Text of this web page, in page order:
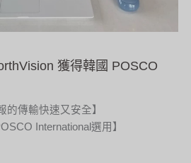
獲得韓國 POSCO
的傳輸快速又安全】
International選用】